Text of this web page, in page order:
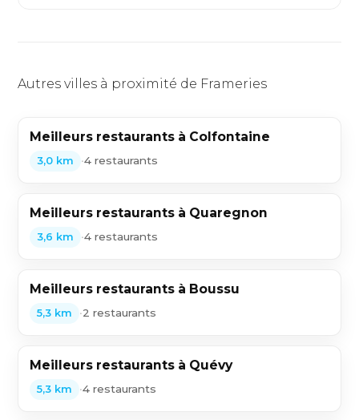
Autres villes à proximité de Frameries
Meilleurs restaurants à Colfontaine
3,0 km •4 restaurants
Meilleurs restaurants à Quaregnon
3,6 km •4 restaurants
Meilleurs restaurants à Boussu
5,3 km •2 restaurants
Meilleurs restaurants à Quévy
5,3 km •4 restaurants